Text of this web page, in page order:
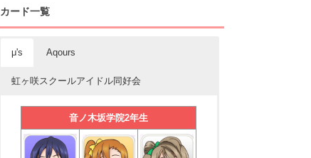
カード一覧
μ's Aqours
虹ヶ咲スクールアイドル同好会
音ノ木坂学院2年生